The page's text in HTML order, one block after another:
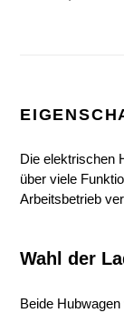
Die elektrischen
über viele
Arbeitsbetrieb
Wahl der
Beide